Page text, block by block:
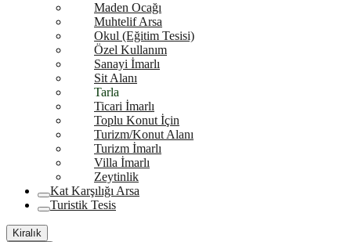
Maden Ocağı
Muhtelif Arsa
Okul (Eğitim Tesisi)
Özel Kullanım
Sanayi İmarlı
Sit Alanı
Tarla
Ticari İmarlı
Toplu Konut İçin
Turizm/Konut Alanı
Turizm İmarlı
Villa İmarlı
Zeytinlik
Kat Karşılığı Arsa
Turistik Tesis
Kiralık